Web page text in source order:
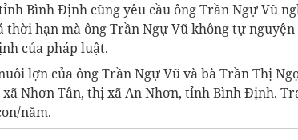
Bình Định cũng yêu cầu ông Trần Ngự Vũ
thời hạn mà ông Trần Ngự Vũ không tự
của pháp luật.
lợn của ông Trần Ngự Vũ và bà Trần Thị
Nhơn Tân, thị xã An Nhơn, tỉnh Bình Định.
năm.